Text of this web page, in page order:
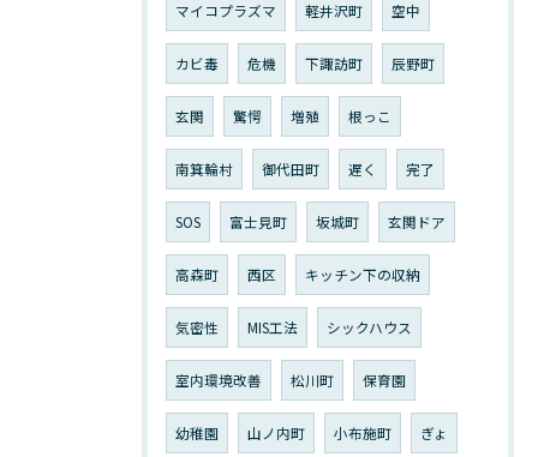
マイコプラズマ 軽井沢町 空中
カビ毒 危機 下諏訪町 辰野町
玄関 驚愕 増殖 根っこ
南箕輪村 御代田町 遅く 完了
SOS 富士見町 坂城町 玄関ドア
高森町 西区 キッチン下の収納
気密性 MIS工法 シックハウス
室内環境改善 松川町 保育園
幼稚園 山ノ内町 小布施町 ぎょ